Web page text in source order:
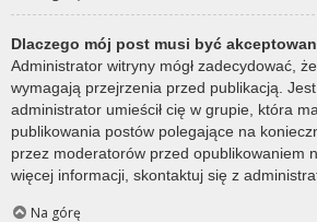
Dlaczego mój post musi być
Administrator witryny mógł zadecydować,
wymagają przejrzenia przed publikacją.
administrator umieścił cię w grupie, która
publikowania postów polegające na
przez moderatorów przed opublikowaniem
więcej informacji, skontaktuj się z
Na górę